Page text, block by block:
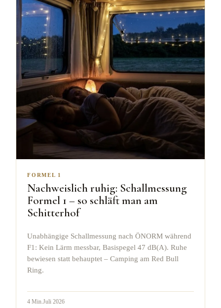
FORMEL 1
Nachweislich ruhig: Schallmessung
Formel 1 – so schläft man am
Schitterhof
Unabhängige Schallmessung nach ÖNORM während
F1: Kein Lärm messbar, Basispegel 47 dB(A). Ruhe
bewiesen statt behauptet – Camping am Red Bull
Ring.
4 Min. Juli 2026